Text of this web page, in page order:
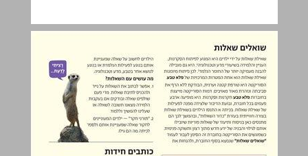
שואלים שאלות ... 8